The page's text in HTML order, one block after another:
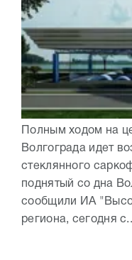
Полным ходом на
Волгограда идет
стеклянного
поднятый со дна
сообщили ИА
региона, сегодня